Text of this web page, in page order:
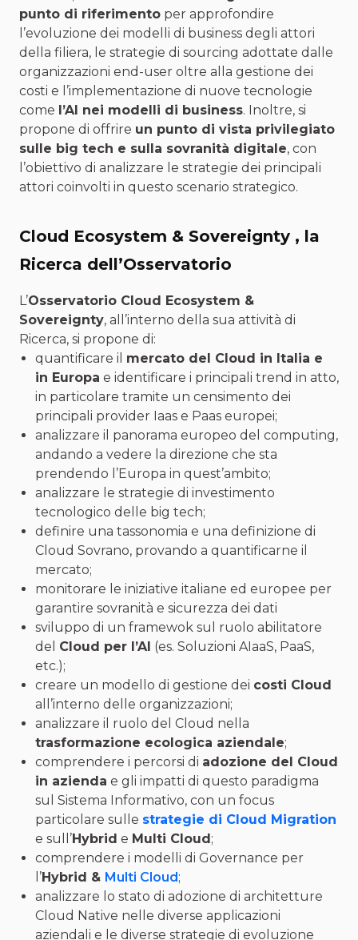
punto di riferimento per approfondire
l’evoluzione dei modelli di business degli attori
della filiera, le strategie di sourcing adottate dalle
organizzazioni end-user oltre alla gestione dei
costi e l’implementazione di nuove tecnologie
come l’AI nei modelli di business. Inoltre, si
propone di offrire un punto di vista privilegiato
sulle big tech e sulla sovranità digitale, con
l’obiettivo di analizzare le strategie dei principali
attori coinvolti in questo scenario strategico.
Cloud Ecosystem & Sovereignty , la
Ricerca dell’Osservatorio
L’Osservatorio Cloud Ecosystem &
Sovereignty, all’interno della sua attività di
Ricerca, si propone di:
quantificare il mercato del Cloud in Italia e
in Europa e identificare i principali trend in atto,
in particolare tramite un censimento dei
principali provider Iaas e Paas europei;
analizzare il panorama europeo del computing,
andando a vedere la direzione che sta
prendendo l’Europa in quest’ambito;
analizzare le strategie di investimento
tecnologico delle big tech;
definire una tassonomia e una definizione di
Cloud Sovrano, provando a quantificarne il
mercato;
monitorare le iniziative italiane ed europee per
garantire sovranità e sicurezza dei dati
sviluppo di un framewok sul ruolo abilitatore
del Cloud per l’AI (es. Soluzioni AIaaS, PaaS,
etc.);
creare un modello di gestione dei costi Cloud
all’interno delle organizzazioni;
analizzare il ruolo del Cloud nella
trasformazione ecologica aziendale;
comprendere i percorsi di adozione del Cloud
in azienda e gli impatti di questo paradigma
sul Sistema Informativo, con un focus
particolare sulle strategie di Cloud Migration
e sull’Hybrid e Multi Cloud;
comprendere i modelli di Governance per
l’Hybrid & Multi Cloud;
analizzare lo stato di adozione di architetture
Cloud Native nelle diverse applicazioni
aziendali e le diverse strategie di evoluzione